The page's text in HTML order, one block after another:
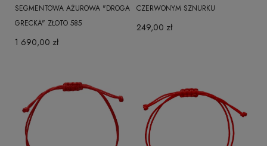
SEGMENTOWA AŻUROWA "DROGA
GRECKA" ZŁOTO 585
1 690,00 zł
CZERWONYM SZNURKU
249,00 zł